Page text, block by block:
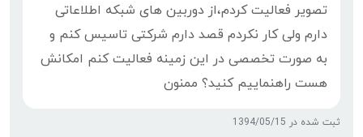
تصویر فعالیت کردم،از دوربین های شبکه اطلاعاتی
دارم ولی کار نکردم قصد دارم شرکتی تاسیس کنم و
به صورت تخصصی در این زمینه فعالیت کنم امکانش
هست راهنماییم کنید؟ ممنون
ثبت شده در 1394/05/15